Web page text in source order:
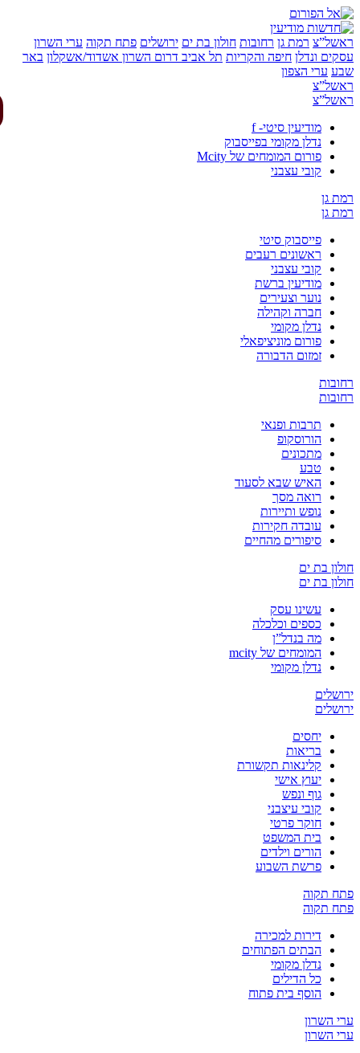
רמת גן רחובות חולון בת ים ירושלים פתח תקוה ערי השרון
ונדלן חיפה והקריות תל אביבדרום השרוןאשדוד/אשקלון באר
ערי הצפון
מודיעין סיטי- f
נדלן מקומי בפייסבוק
פורום המומחים של Mcity
קובי עצבני
גן
גן
פייסבוק סיטי
ראשונים רעבים
קובי עצבני
מודיעין ברשת
נוער וצעירים
חברה וקהילה
נדלן מקומי
פורום מוניציפאלי
זמזום הדבורה
תרבות ופנאי
הורוסקופ
מתכונים
טבע
האיש שבא לסעוד
רואה מסך
נופש ותיירות
עובדה חקירות
סיפורים מהחיים
בת ים
בת ים
עשינו עסק
כספים וכלכלה
מה בנדל”ן
המומחים של mcity
נדלן מקומי
יחסים
בריאות
קלינאות תקשורת
יעוץ אישי
גוף ונפש
קובי עיצבני
חוקר פרטי
בית המשפט
הורים וילדים
פרשת השבוע
תקוה
תקוה
דירות למכירה
הבתים הפתוחים
נדלן מקומי
כל הדילים
הוסף בית פתוח
השרון
השרון